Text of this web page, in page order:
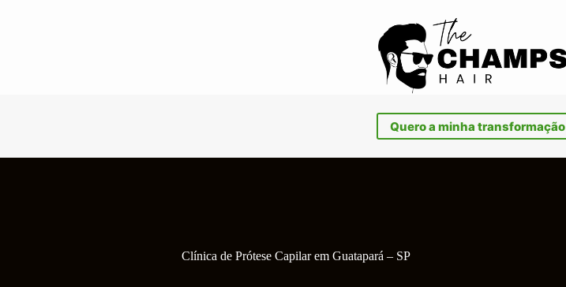
Quero a minha transformação
Clínica de Prótese Capilar em Guatapará – SP